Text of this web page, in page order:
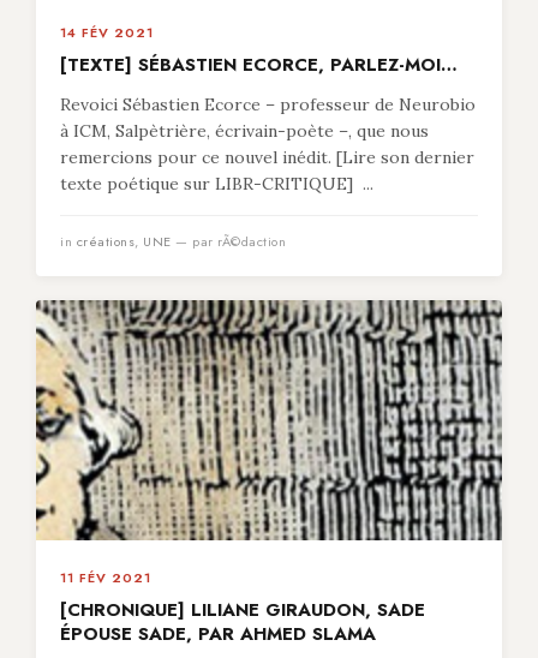
14 FÉV 2021
[TEXTE] SÉBASTIEN ECORCE, PARLEZ-MOI…
Revoici Sébastien Ecorce – professeur de Neurobio
à ICM, Salpètrière, écrivain-poète –, que nous
remercions pour ce nouvel inédit. [Lire son dernier
texte poétique sur LIBR-CRITIQUE] ...
in créations, UNE — par rÃ©daction
11 FÉV 2021
[CHRONIQUE] LILIANE GIRAUDON, SADE
ÉPOUSE SADE, PAR AHMED SLAMA